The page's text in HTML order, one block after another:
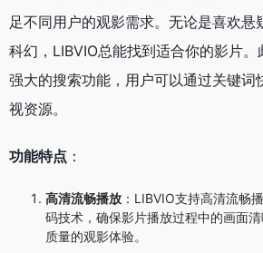
足不同用户的观影需求。无论是喜欢悬
科幻，LIBVIO总能找到适合你的影片
强大的搜索功能，用户可以通过关键词
视资源。
功能特点 ：
高清流畅播放 ：LIBVIO支持高清流畅
码技术，确保影片播放过程中的画面
质量的观影体验。